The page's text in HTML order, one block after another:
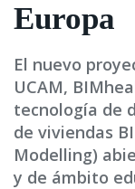
Europa
El nuevo
UCAM,
tecnología de
de viviendas
Modelling)
y de ámbito